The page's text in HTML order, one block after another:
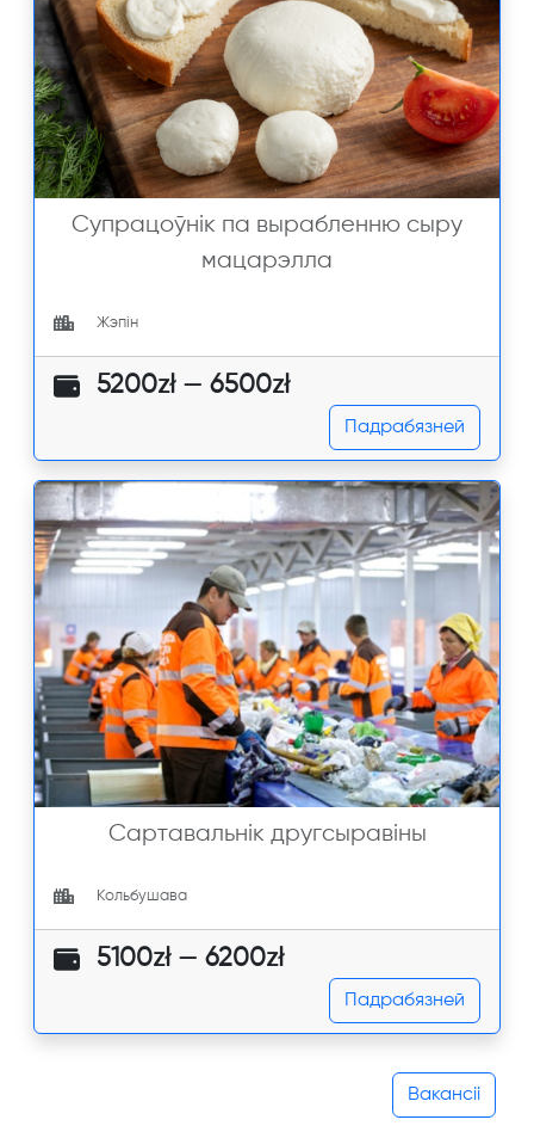
Супрацоўнік па вырабленню сыру
мацарэлла
Жэпін
5200zł — 6500zł
Падрабязней
Сартавальнік другсыравіны
Кольбушава
5100zł — 6200zł
Падрабязней
Вакансіі